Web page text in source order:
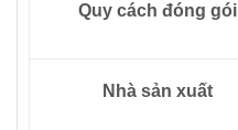
Quy cách đóng gói
Nhà sản xuất